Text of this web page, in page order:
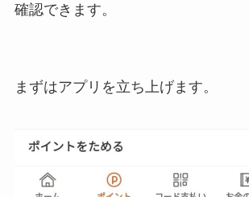
確認できます。
まずはアプリを立ち上げます。